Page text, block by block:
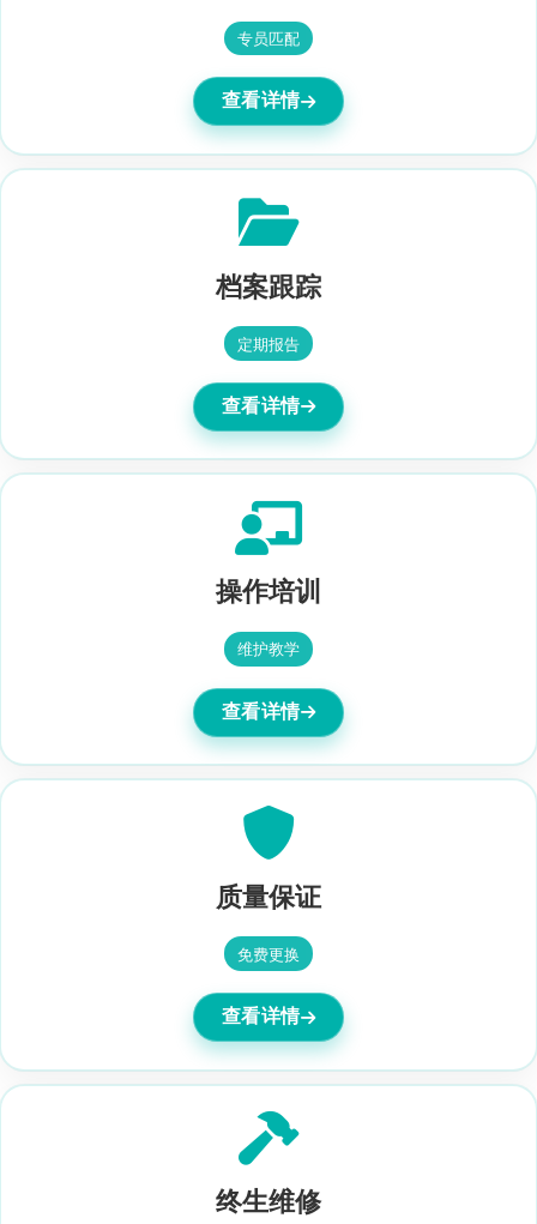
专员匹配
查看详情
档案跟踪
定期报告
查看详情
操作培训
维护教学
查看详情
质量保证
免费更换
查看详情
终生维修